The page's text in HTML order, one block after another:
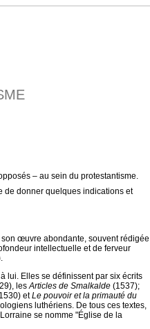
– au sein du protestantisme.
de donner quelques indications et
œuvre abondante, souvent rédigée
intellectuelle et de ferveur
lui. Elles se définissent par six écrits
lesArticles de Smalkalde (1537);
etLe pouvoir et la primauté du
luthériens. De tous ces textes,
se nomme "Église de la